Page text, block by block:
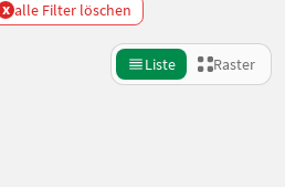
x alle Filter löschen
Liste Raster